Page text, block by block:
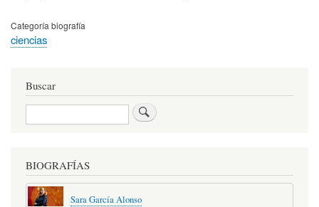
Categoría biografía
ciencias
Buscar
Buscar
BIOGRAFÍAS
Sara García Alonso